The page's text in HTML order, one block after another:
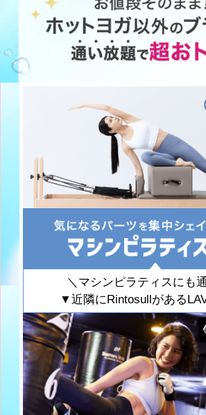
＼マシンピラティスにも
▼近隣にRintosullがある